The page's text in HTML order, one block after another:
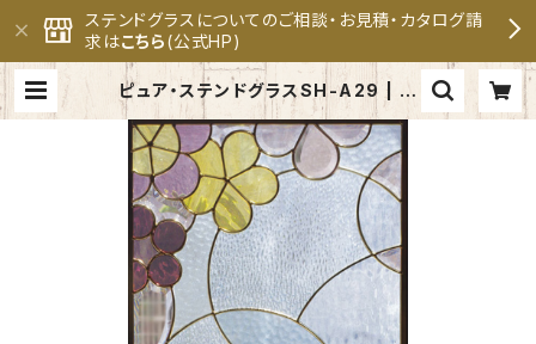
ステンドグラスについてのご相談・お見積・カタログ請
求はこちら(公式HP)
ピュア・ステンドグラスSH-A29 | セ
ブンホーム ステンドグラス専門メー
カー 公式オンラインショップ